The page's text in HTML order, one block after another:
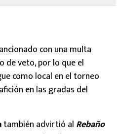
con una multa
de veto, por lo que el
como local en el torneo
en las gradas del
también advirtió al Rebaño